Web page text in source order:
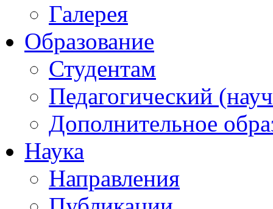
Галерея
Образование
Студентам
Педагогический
Дополнительное
Наука
Направления